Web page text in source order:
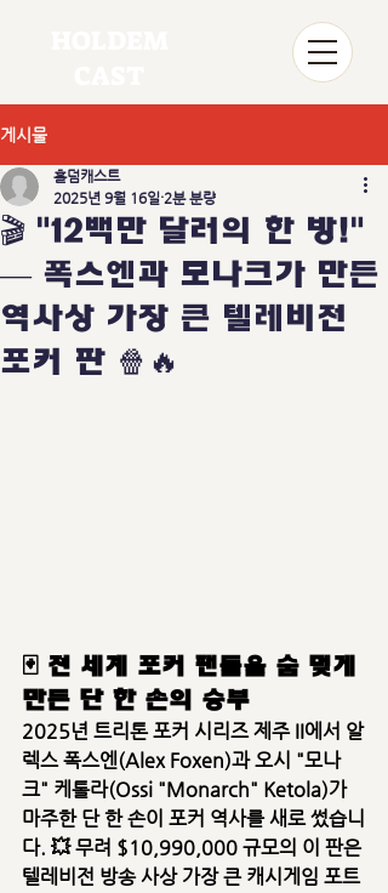
게시물
🎬 "12백만 달러의 한 방!"
— 폭스엔과 모나크가 만든
역사상 가장 큰 텔레비전
포커 판 🍿🔥
홀덤캐스트
2025년 9월 16일 2분 분량
🃏 전 세계 포커 팬들을 숨 멎게
만든 단 한 손의 승부
2025년 트리톤 포커 시리즈 제주 II에서 알
렉스 폭스엔(Alex Foxen)과 오시 "모나
크" 케톨라(Ossi "Monarch" Ketola)가
마주한 단 한 손이 포커 역사를 새로 썼습니
다. 💥 무려 $10,990,000 규모의 이 판은
텔레비전 방송 사상 가장 큰 캐시게임 포트